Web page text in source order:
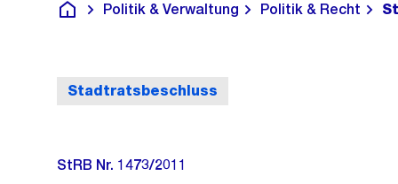
Deutsch
Politik & Verwaltung Politik & Recht
Stadtratsbeschluss
StRB Nr. 1473/2011